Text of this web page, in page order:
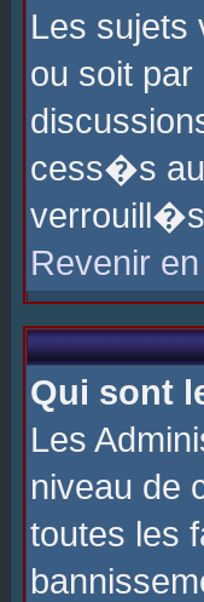
Les
ou soit
cess�s
Revenir
Qui sont
Les
niveau de
toutes les